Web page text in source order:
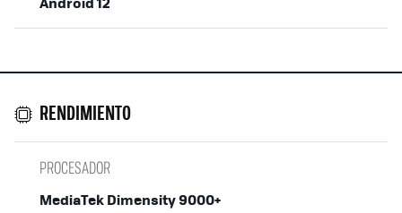
RENDIMIENTO
PROCESADOR
MediaTek Dimensity 9000+